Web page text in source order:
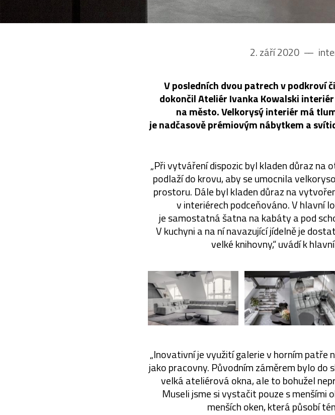
2. září 2020 ––
V posledních dvou patrech v podkroví
dokončil Ateliér Ivanka Kowalski
na město. Velkorysý interiér má
je nadčasově prémiovým nábytkem a
„Při vytváření dispozic byl kladen důraz na
podlaží do krovu, aby se umocnila
prostoru. Dále byl kladen důraz na
v interiérech podceňováno. V hlavní
je samostatná šatna na kabáty a pod
V kuchyni a na ní navazující jídelně je
velké knihovny,“ uvádí k
„Inovativní je využití galerie v horním patře
jako pracovny. Původním záměrem bylo
velká ateliérová okna, ale to bohužel
Museli jsme si vystačit pouze s menšími
menších oken, která působí